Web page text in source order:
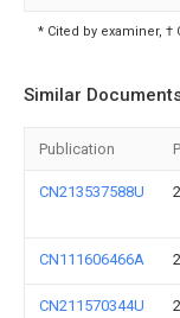
* Cited by examiner, †
Similar
Publication
CN213537588U
CN111606466A
CN211570344U